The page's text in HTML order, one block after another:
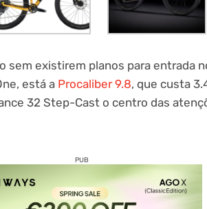
sem existirem planos para entrada
está a Procaliber 9.8, que custa
32 Step-Cast o centro das
PUB